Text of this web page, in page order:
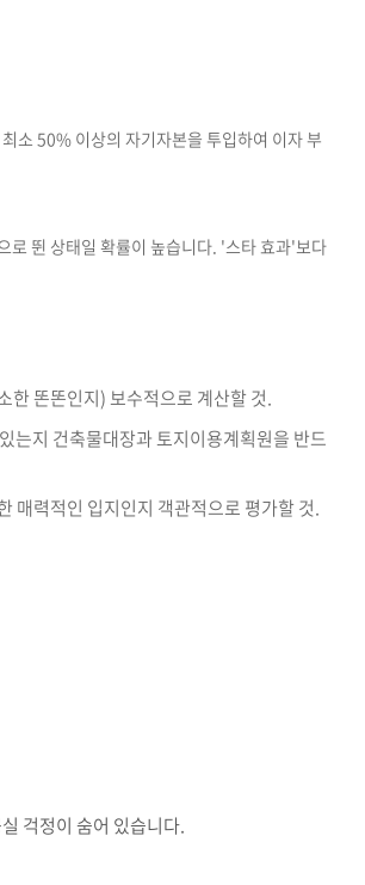
소 50% 이상의 자기자본을 투입하여 이자 부
로 뛴 상태일 확률이 높습니다. '스타 효과'보다
한 똔똔인지) 보수적으로 계산할 것.
는지 건축물대장과 토지이용계획원을 반드
매력적인 입지인지 객관적으로 평가할 것.
걱정이 숨어 있습니다.